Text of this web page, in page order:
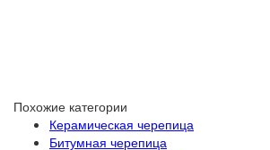
Похожие категории
Керамическая черепица
Битумная черепица